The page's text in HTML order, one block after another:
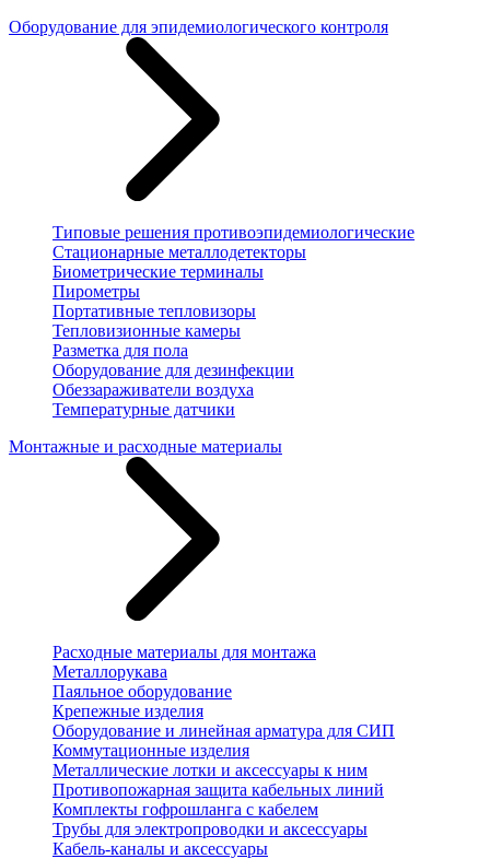
Оборудование для эпидемиологического контроля
Типовые решения противоэпидемиологические
Стационарные металлодетекторы
Биометрические терминалы
Пирометры
Портативные тепловизоры
Тепловизионные камеры
Разметка для пола
Оборудование для дезинфекции
Обеззараживатели воздуха
Температурные датчики
Монтажные и расходные материалы
Расходные материалы для монтажа
Металлорукава
Паяльное оборудование
Крепежные изделия
Оборудование и линейная арматура для СИП
Коммутационные изделия
Металлические лотки и аксессуары к ним
Противопожарная защита кабельных линий
Комплекты гофрошланга с кабелем
Трубы для электропроводки и аксессуары
Кабель-каналы и аксессуары